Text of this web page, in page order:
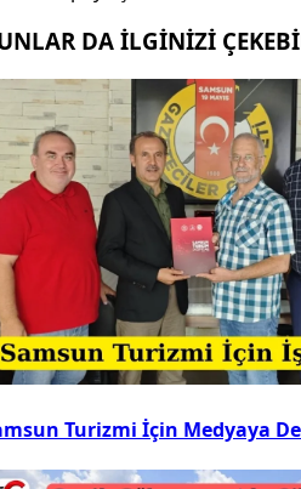
DA İLGİNİZİ
Turizmi İçin Medyaya